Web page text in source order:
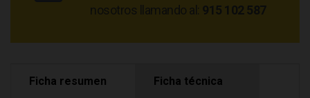
nosotros llamando al: 915 102 587
Ficha resumen Ficha técnica